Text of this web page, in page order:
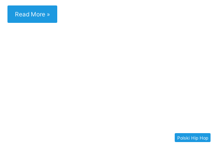
Read More »
Polski Hip Hop